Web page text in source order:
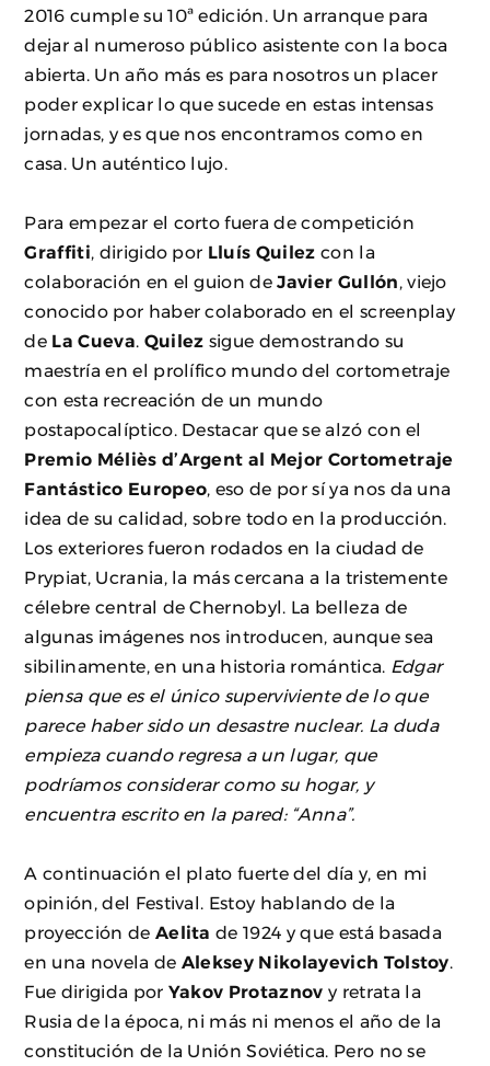
2016 cumple su 10ª edición. Un arranque para
dejar al numeroso público asistente con la boca
abierta. Un año más es para nosotros un placer
poder explicar lo que sucede en estas intensas
jornadas, y es que nos encontramos como en
casa. Un auténtico lujo.
Para empezar el corto fuera de competición
Graffiti , dirigido por Lluís Quilez con la
colaboración en el guion deJavier Gullón , viejo
conocido por haber colaborado en el screenplay
de La Cueva Quilez sigue demostrando su
maestría en el prolífico mundo del cortometraje
con esta recreación de un mundo
postapocalíptico. Destacar que se alzó con el
Premio Méliès d’Argent al Mejor Cortometraje
Fantástico Europeo , eso de por sí ya nos da una
idea de su calidad, sobre todo en la producción.
Los exteriores fueron rodados en la ciudad de
Prypiat, Ucrania, la más cercana a la tristemente
célebre central de Chernobyl. La belleza de
algunas imágenes nos introducen, aunque sea
sibilinamente, en una historia romántica.
Edgar
piensa que es el único superviviente de lo que
parece haber sido un desastre nuclear. La duda
empieza cuando regresa a un lugar, que
podríamos considerar como su hogar, y
encuentra escrito en la pared: “Anna”.
A continuación el plato fuerte del día y, en mi
opinión, del Festival. Estoy hablando de la
proyección de Aelita de 1924 y que está basada
en una novela de Aleksey Nikolayevich Tolstoy
Fue dirigida por Yakov Protaznov y retrata la
Rusia de la época, ni más ni menos el año de la
constitución de la Unión Soviética. Pero no se